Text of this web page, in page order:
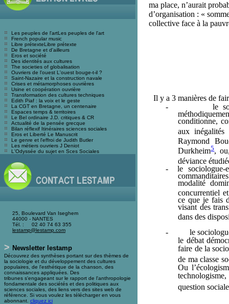
Les peuples de l'artLes peuples de l'art
French popular music
Libre prétexteLibre prétexte
De Bretagne et d'ailleurs
Eros et société
Des identités aux cultures
The societies of globalisation
Ouvriers de l'ouest L'ouest bouge-t-il ?
Saint-Nazaire et la construction navale
Crises et métamorphoses ouvrières
Usine et coopération ouvrière
Transformation des cultures techniques
Edith Piaf : la voix et le geste
La CGT en Bretagne, un centenaire
Espaces temps & territoires
Le Bel ordinaire J.D. critiques & CR
Actualité de la pensée grecque
Bilan réflexif Itinéraires sciences sociales
Eros et Liberté Le Manuscrit
Le genre et l'effroi de Judith Butler
Les métiers ouvriers J Deniot
L'Odyssée du sujet en Sces Sociales
25, Boulevard Van Iseghem
44000 - NANTES
Tél. :
02 40 74 63 355
lestamp@lestamp.com
> Newsletter lestamp
Découvrez des synthèses portant sur des thèmes de
la sociologie et du développement des cultures
populaires, de l'esthétique de la chanson, des
connaissances appliquées. Des
tribunes s'engageant sur le rapport de l'anthropologie
fondamentale des sociétés et des politiques aux
sciences sociales, des liens vers des sites web de
référence. Si vous voulez les télécharger en vous
abonnant. cliquez ici
ma place, n’aurait
d’organisation : «
collective face à la
Il y a 3 manières de
-le
conditionne,
aux inégalités
Raymond
Durkheim5,
déviance
-le
modalité
concurrentiel
ce que je fais
visant des
dans des
-le
le débat
faire de la
de ma classe
Ou
question